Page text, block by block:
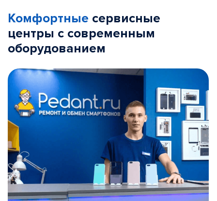
Комфортные сервисные
центры с современным
оборудованием